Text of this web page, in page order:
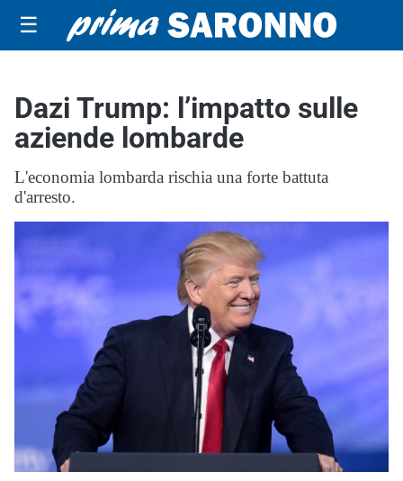
☰
Dazi Trump: l’impatto sulle
aziende lombarde
L'economia lombarda rischia una forte battuta
d'arresto.